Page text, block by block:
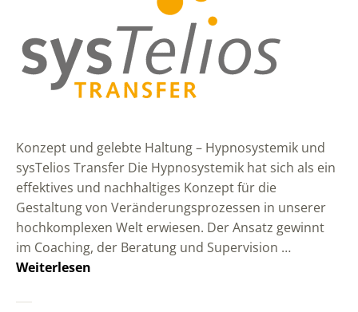
Konzept und gelebte Haltung – Hypnosystemik und
sysTelios Transfer Die Hypnosystemik hat sich als ein
effektives und nachhaltiges Konzept für die
Gestaltung von Veränderungsprozessen in unserer
hochkomplexen Welt erwiesen. Der Ansatz gewinnt
im Coaching, der Beratung und Supervision …
Weiterlesen